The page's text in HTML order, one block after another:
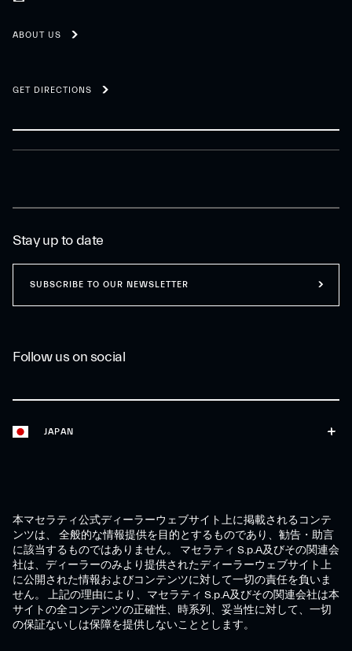
ABOUT US
GET DIRECTIONS
JAPAN
Follow us on social
Stay up to date
SUBSCRIBE TO OUR NEWSLETTER
本マセラティ公式ディーラーウェブサイト上に掲載されるコンテ
ンツは、 全般的な情報提供を目的とするものであり、勧告・助言
に該当するものではありません。 マセラティ S.p.A及びその関連会
社は、ディーラーのみより提供されたディーラーウェブサイト上
に公開された情報およびコンテンツに対して一切の責任を負いま
せん。 上記の理由により、マセラティ S.p.A及びその関連会社は本
サイトの全コンテンツの正確性、時系列、妥当性に対して、一切
の保証ないしは保障を提供しないこととします。